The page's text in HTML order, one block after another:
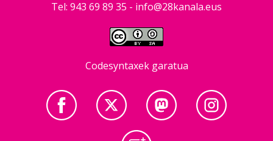
Tel: 943 69 89 35 - info@28kanala.eus
Codesyntaxek garatua